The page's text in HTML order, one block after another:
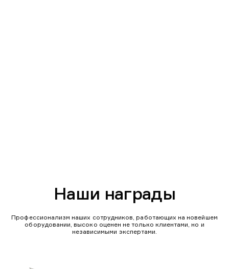
Наши награды
Профессионализм наших сотрудников, работающих на новейшем
оборудовании, высоко оценен не только клиентами, но и
независимыми экспертами.